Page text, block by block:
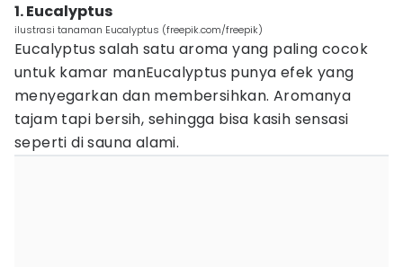
1. Eucalyptus
ilustrasi tanaman Eucalyptus (freepik.com/freepik)
Eucalyptus salah satu aroma yang paling cocok
untuk kamar manEucalyptus punya efek yang
menyegarkan dan membersihkan. Aromanya
tajam tapi bersih, sehingga bisa kasih sensasi
seperti di sauna alami.